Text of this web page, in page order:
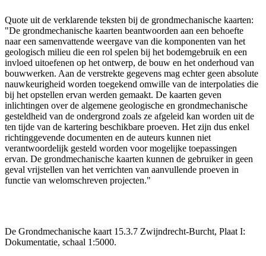
Quote uit de verklarende teksten bij de grondmechanische kaarten:
"De grondmechanische kaarten beantwoorden aan een behoefte
naar een samenvattende weergave van die komponenten van het
geologisch milieu die een rol spelen bij het bodemgebruik en een
invloed uitoefenen op het ontwerp, de bouw en het onderhoud van
bouwwerken. Aan de verstrekte gegevens mag echter geen absolute
nauwkeurigheid worden toegekend omwille van de interpolaties die
bij het opstellen ervan werden gemaakt. De kaarten geven
inlichtingen over de algemene geologische en grondmechanische
gesteldheid van de ondergrond zoals ze afgeleid kan worden uit de
ten tijde van de kartering beschikbare proeven. Het zijn dus enkel
richtinggevende documenten en de auteurs kunnen niet
verantwoordelijk gesteld worden voor mogelijke toepassingen
ervan. De grondmechanische kaarten kunnen de gebruiker in geen
geval vrijstellen van het verrichten van aanvullende proeven in
functie van welomschreven projecten."
De Grondmechanische kaart 15.3.7 Zwijndrecht-Burcht, Plaat I:
Dokumentatie, schaal 1:5000.